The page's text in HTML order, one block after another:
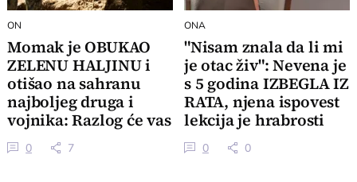
ON
Momak je OBUKAO
ZELENU HALJINU i
otišao na sahranu
najboljeg druga i
vojnika: Razlog će vas
dovesti do suza
0 7
ONA
"Nisam znala da li mi
je otac živ": Nevena je
s 5 godina IZBEGLA IZ
RATA, njena ispovest
lekcija je hrabrosti
0 0